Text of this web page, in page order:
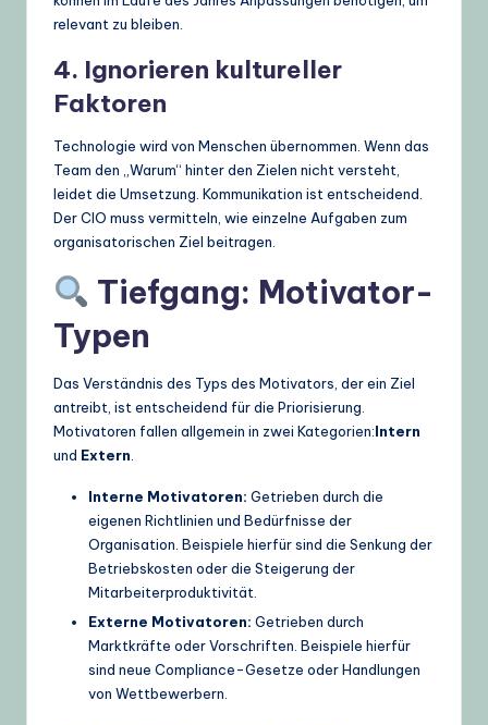
relevant zu bleiben.
4. Ignorieren kultureller
Faktoren
Technologie wird von Menschen übernommen. Wenn das
Team den „Warum“ hinter den Zielen nicht versteht,
leidet die Umsetzung. Kommunikation ist entscheidend.
Der CIO muss vermitteln, wie einzelne Aufgaben zum
organisatorischen Ziel beitragen.
Tiefgang: Motivator-
Typen
Das Verständnis des Typs des Motivators, der ein Ziel
antreibt, ist entscheidend für die Priorisierung.
Motivatoren fallen allgemein in zwei Kategorien:Intern
und Extern
Interne Motivatoren: Getrieben durch die
eigenen Richtlinien und Bedürfnisse der
Organisation. Beispiele hierfür sind die Senkung der
Betriebskosten oder die Steigerung der
Mitarbeiterproduktivität.
Externe Motivatoren: Getrieben durch
Marktkräfte oder Vorschriften. Beispiele hierfür
sind neue Compliance-Gesetze oder Handlungen
von Wettbewerbern.